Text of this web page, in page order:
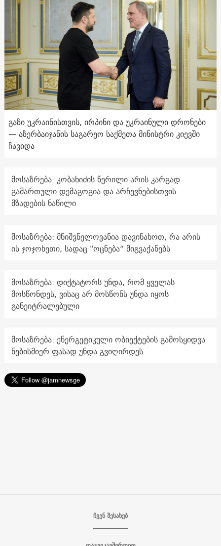
გაზი უკრაინისთვის, ირპინი და უკრაინული დრონები
— აზერბაიჯანის საგარეო საქმეთა მინისტრი კიევში
ჩავიდა
მოსაზრება: კობახიძის წერილი არის კარგად
გამართული დემაგოგია და არჩევნებისთვის
მზადების ნაწილი
მოსაზრება: მნიშვნელოვანია დავინახოთ, რა არის
ის ჯოჯოხეთი, სადაც "ოცნება“ მიგვაქანებს
მოსაზრება: დიქტატორს უნდა, რომ ყველას
მოსწონდეს, ვისაც არ მოსწონს უნდა იყოს
განეიტრალებული
მოსაზრება: ენერგეტიკული ობიექტების გამოსყიდვა
ნებისმიერ ფასად უნდა გვიღირდეს
ჩვენ შესახებ